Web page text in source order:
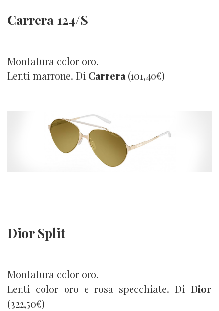
Carrera 124/S
Montatura color oro.
Lenti marrone. Di Carrera (101,40€)
Dior Split
Montatura color oro.
Lenti color oro e rosa specchiate. Di Dior
(322,50€)